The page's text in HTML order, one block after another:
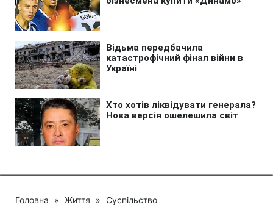
Головна » Життя » Суспільство